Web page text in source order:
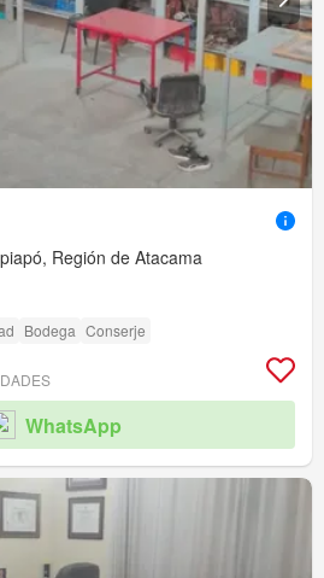
Región de Atacama
Bodega Conserje
WhatsApp